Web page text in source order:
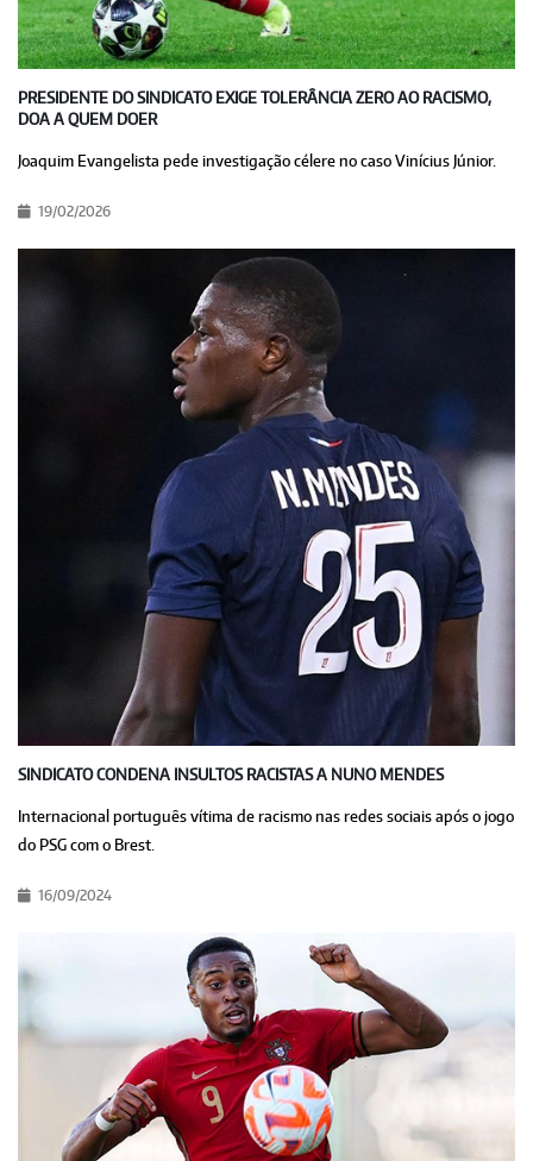
PRESIDENTE DO SINDICATO EXIGE TOLERÂNCIA ZERO AO RACISMO,
DOA A QUEM DOER
Joaquim Evangelista pede investigação célere no caso Vinícius Júnior.
19/02/2026
SINDICATO CONDENA INSULTOS RACISTAS A NUNO MENDES
Internacional português vítima de racismo nas redes sociais após o jogo
do PSG com o Brest.
16/09/2024